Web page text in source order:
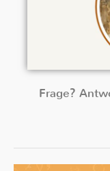
Frage?